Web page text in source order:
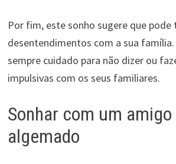
Por fim, este sonho sugere que
desentendimentos com a sua
sempre cuidado para não dizer ou
impulsivas com os seus familiares.
Sonhar com um
algemado